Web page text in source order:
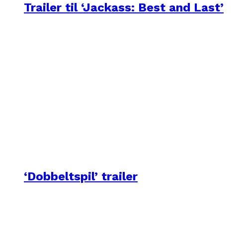
Trailer til ‘Jackass: Best and Last’
‘Dobbeltspil’ trailer